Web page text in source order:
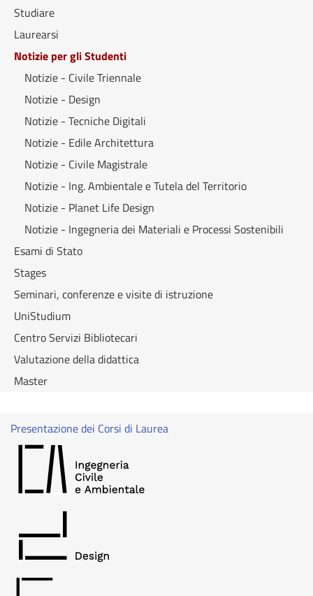
Studiare
Laurearsi
Notizie per gli Studenti
Notizie - Civile Triennale
Notizie - Design
Notizie - Tecniche Digitali
Notizie - Edile Architettura
Notizie - Civile Magistrale
Notizie - Ing. Ambientale e Tutela del Territorio
Notizie - Planet Life Design
Notizie - Ingegneria dei Materiali e Processi Sostenibili
Esami di Stato
Stages
Seminari, conferenze e visite di istruzione
UniStudium
Centro Servizi Bibliotecari
Valutazione della didattica
Master
Presentazione dei Corsi di Laurea